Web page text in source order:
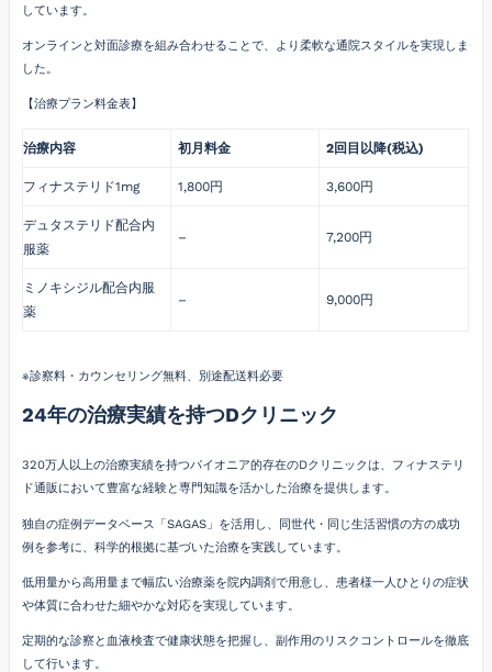
しています。
オンラインと対面診療を組み合わせることで、より柔軟な通院スタイルを実現しま
した。
【治療プラン料金表】
治療内容 初月料金 2回目以降(税込)
フィナステリド1mg 1,800円 3,600円
デュタステリド配合内
服薬
– 7,200円
ミノキシジル配合内服
薬
– 9,000円
※診察料・カウンセリング無料、別途配送料必要
24年の治療実績を持つDクリニック
320万人以上の治療実績を持つパイオニア的存在のDクリニックは、フィナステリ
ド通販において豊富な経験と専門知識を活かした治療を提供します。
独自の症例データベース「SAGAS」を活用し、同世代・同じ生活習慣の方の成功
例を参考に、科学的根拠に基づいた治療を実践しています。
低用量から高用量まで幅広い治療薬を院内調剤で用意し、患者様一人ひとりの症状
や体質に合わせた細やかな対応を実現しています。
定期的な診察と血液検査で健康状態を把握し、副作用のリスクコントロールを徹底
して行います。